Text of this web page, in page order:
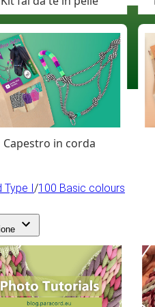
.eu
Cord Paradise
Capestro in corda
Type I/100 Basic colours